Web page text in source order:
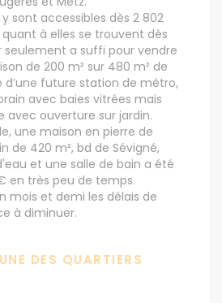
sont accessibles dès 2 802
à elles se trouvent dès
seulement a suffi pour vendre
de 200 m² sur 480 m² de
d’une future station de métro,
avec baies vitrées mais
avec ouverture sur jardin.
une maison en pierre de
de 420 m², bd de Sévigné,
et une salle de bain a été
en très peu de temps.
mois et demi les délais de
à diminuer.
DES QUARTIERS